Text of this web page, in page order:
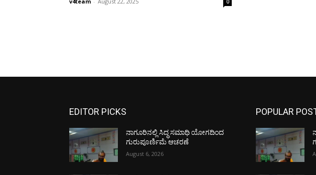
0
EDITOR PICKS
ನಾಗೂರಿನಲ್ಲಿ ಸಿದ್ಧ ಸಮಾಧಿ ಯೋಗದಿಂದ
ಗುರುಪೂರ್ಣಿಮೆ ಆಚರಣೆ
August 6, 2026
POPULAR